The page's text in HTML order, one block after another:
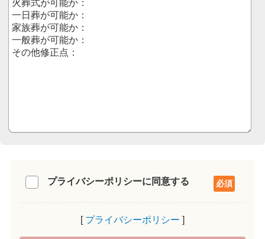
プライバシーポリシーに同意する
プライバシーポリシー